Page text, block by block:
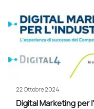
22 Ottobre 2024
Digital Marketing per